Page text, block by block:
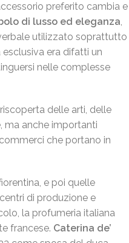
preferito cambia e
di lusso ed eleganza,
utilizzato soprattutto
era difatti un
nelle complesse
delle arti, delle
ma anche importanti
che portano in
e poi quelle
di produzione e
la profumeria italiana
francese. Caterina de’